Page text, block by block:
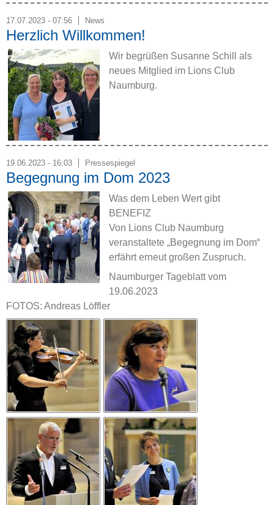
17.07.2023 - 07:56 News
Herzlich Willkommen!
Wir begrüßen Susanne Schill als
neues Mitglied im Lions Club
Naumburg.
19.06.2023 - 16:03 Pressespiegel
Begegnung im Dom 2023
Was dem Leben Wert gibt
BENEFIZ
Von Lions Club Naumburg
veranstaltete „Begegnung im Dom“
erfährt erneut großen Zuspruch.
Naumburger Tageblatt vom
19.06.2023
FOTOS: Andreas Löffler